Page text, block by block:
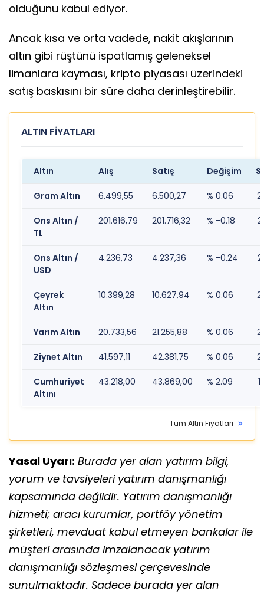
olduğunu kabul ediyor.
Ancak kısa ve orta vadede, nakit akışlarının
altın gibi rüştünü ispatlamış geleneksel
limanlara kayması, kripto piyasası üzerindeki
satış baskısını bir süre daha derinleştirebilir.
ALTIN FİYATLARI
Altın Alış Satış Değişim
Gram Altın 6.499,55 6.500,27 % 0.06
Ons Altın /
TL
201.616,79 201.716,32 % -0.18
Ons Altın /
USD
4.236,73 4.237,36 % -0.24
Çeyrek
Altın
10.399,28 10.627,94 % 0.06
Yarım Altın 20.733,56 21.255,88 % 0.06
Ziynet Altın 41.597,11 42.381,75 % 0.06
Cumhuriyet
Altını
43.218,00 43.869,00 % 2.09
Tüm Altın Fiyatları
Yasal Uyarı: Burada yer alan yatırım bilgi,
yorum ve tavsiyeleri yatırım danışmanlığı
kapsamında değildir. Yatırım danışmanlığı
hizmeti; aracı kurumlar, portföy yönetim
şirketleri, mevduat kabul etmeyen bankalar ile
müşteri arasında imzalanacak yatırım
danışmanlığı sözleşmesi çerçevesinde
sunulmaktadır. Sadece burada yer alan